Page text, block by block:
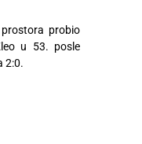
probio
u 53. posle
2:0.